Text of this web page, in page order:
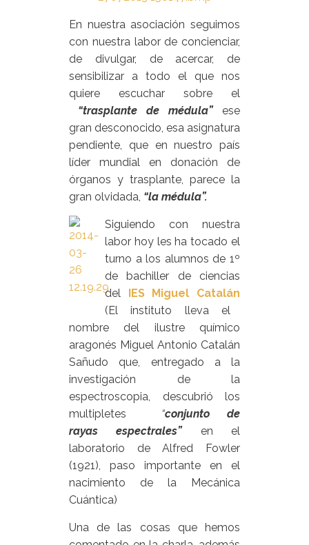
En nuestra asociación seguimos
con nuestra labor de concienciar,
de divulgar, de acercar, de
sensibilizar a todo el que nos
quiere escuchar sobre el
“trasplante de médula” ese
gran desconocido, esa asignatura
pendiente, que en nuestro país
líder mundial en donación de
órganos y trasplante, parece la
gran olvidada, “la médula”.
Siguiendo con nuestra
labor hoy les ha tocado el
turno a los alumnos de 1º
de bachiller de ciencias
del
IES Miguel Catalán
(El instituto lleva el
nombre del ilustre químico
aragonés Miguel Antonio Catalán
Sañudo que, entregado a la
investigación de la
espectroscopia, descubrió los
multipletes
“conjunto de
rayasespectrales”
en el
laboratorio de Alfred Fowler
(1921), paso importante en el
nacimiento de la Mecánica
Cuántica)
Una de las cosas que hemos